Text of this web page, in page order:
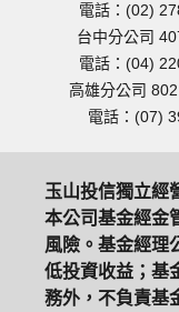
電話：(02)
台中分公司
電話：(04)
高雄分公司
電話：(07)
玉山投信獨立經
本公司基金經金
風險。基金經理
低投資收益；基
務外，不負責基